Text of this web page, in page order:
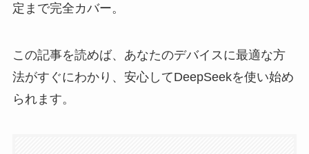
定まで完全カバー。
この記事を読めば、あなたのデバイスに最適な方
法がすぐにわかり、安心してDeepSeekを使い始め
られます。